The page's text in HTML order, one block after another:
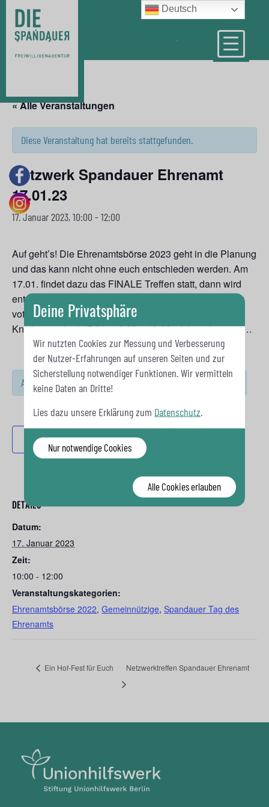
« Alle Veranstaltungen
Diese Veranstaltung hat bereits stattgefunden.
Netzwerk Spandauer Ehrenamt
17.01.23
17. Januar 2023, 10:00 - 12:00
Auf geht’s! Die Ehrenamtsbörse 2023 geht in die Planung
und das kann nicht ohne euch entschieden werden. Am
17.01. findet dazu das FINALE Treffen statt, dann wird
entschieden. Bitte seid dabei oder gebt uns vorab euer
voting, die nächste Ehrenamtsbörse soll der nächste
Knaller werden! 17.01., 10:00 – 12:00, sicher via zoom…
Anmeldungen sind für diese Veranstaltung geschlossen
Zum Kalender hinzufügen
DETAILS
Datum:
17. Januar 2023
Zeit:
10:00 - 12:00
Veranstaltungskategorien:
Ehrenamtsbörse 2022, Gemeinnützige, Spandauer Tag des
Ehrenamts
Ein Hof-Fest für Euch Netzwerktreffen Spandauer Ehrenamt
Deine Privatsphäre
Wir nutzten Cookies zur Messung und Verbesserung
der Nutzer-Erfahrungen auf unseren Seiten und zur
Sicherstellung notwendiger Funktionen. Wir vermitteln
keine Daten an Dritte!
Lies dazu unsere Erklärung zum Datenschutz
Nur notwendige Cookies
Alle Cookies erlauben
Deutsch